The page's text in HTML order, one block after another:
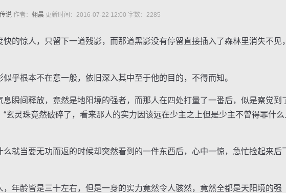
说作者： 翎晨更新时间：2016-07-22 12:00 字数：2285
惊人，只留下一道残影，而那道黑影没有停留直接插入了森林里消失不见，
根本不在意一般，依旧深入其中至于他的目的，不得而知。
间释放，竟然是地阳境的强者，而那人在四处打量了一番后，似是察觉到
玄灵珠竟然破碎了，看来那人的实力因该远在少主之上但是少主不曾得罪什么
当要无功而返的时候却突然看到的一件东西后，心中一惊，急忙捡起来后
龄皆是三十左右，但是一身的实力竟然令人骇然，竟然全都是天阳境的强